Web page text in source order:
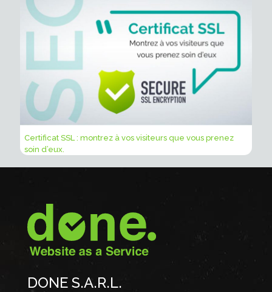
Certificat SSL : montrez à vos visiteurs que vous prenez
soin d’eux.
DONE S.A.R.L.